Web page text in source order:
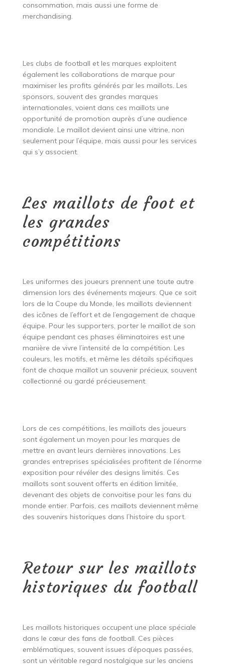
consommation, mais aussi une forme de
merchandising.
Les clubs de football et les marques exploitent
également les collaborations de marque pour
maximiser les profits générés par les maillots. Les
sponsors, souvent des grandes marques
internationales, voient dans ces maillots une
opportunité de promotion auprès d’une audience
mondiale. Le maillot devient ainsi une vitrine, non
seulement pour l’équipe, mais aussi pour les services
qui s’y associent.
Les maillots de foot et
les grandes
compétitions
Les uniformes des joueurs prennent une toute autre
dimension lors des événements majeurs. Que ce soit
lors de la Coupe du Monde, les maillots deviennent
des icônes de l’effort et de l’engagement de chaque
équipe. Pour les supporters, porter le maillot de son
équipe pendant ces phases éliminatoires est une
manière de vivre l’intensité de la compétition. Les
couleurs, les motifs, et même les détails spécifiques
font de chaque maillot un souvenir précieux, souvent
collectionné ou gardé précieusement.
Lors de ces compétitions, les maillots des joueurs
sont également un moyen pour les marques de
mettre en avant leurs dernières innovations. Les
grandes entreprises spécialisées profitent de l’énorme
exposition pour révéler des designs limités. Ces
maillots sont souvent offerts en édition limitée,
devenant des objets de convoitise pour les fans du
monde entier. Parfois, ces maillots deviennent même
des souvenirs historiques dans l’histoire du sport.
Retour sur les maillots
historiques du football
Les maillots historiques occupent une place spéciale
dans le cœur des fans de football. Ces pièces
emblématiques, souvent issues d’époques passées,
sont un véritable regard nostalgique sur les anciens